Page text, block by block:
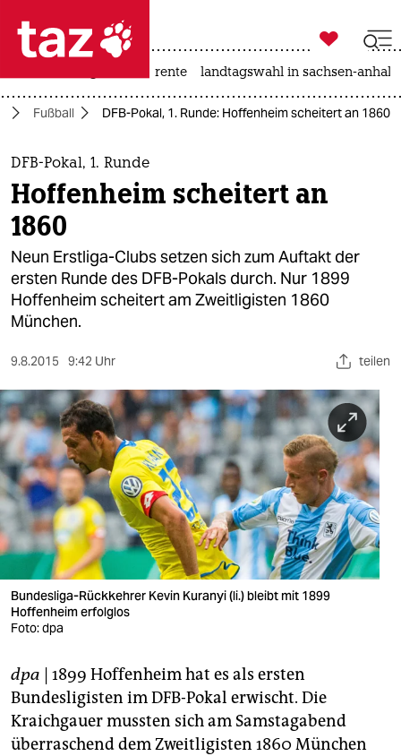
 taz zahl ich
taz zahl ich
themen
politik
öko
gesellschaft
kultur
sport
berlin
nord
wahrheit
verlag
verlag
veranstaltungen
shop
fragen & hilfe
unterstützen
abo

taz zahl ich
rente landtagswahl in sachsen-anhalt
Fußball DFB-Pokal, 1. Runde: Hoffenheim scheitert an 1860
DFB-Pokal, 1. Runde
Hoffenheim scheitert an
1860
Neun Erstliga-Clubs setzen sich zum Auftakt der
ersten Runde des DFB-Pokals durch. Nur 1899
Hoffenheim scheitert am Zweitligisten 1860
München.
9.8.2015 9:42 Uhr teilen
Bundesliga-Rückkehrer Kevin Kuranyi (li.) bleibt mit 1899
Hoffenheim erfolglos
Foto: dpa
dpa | 1899 Hoffenheim hat es als ersten
Bundesligisten im DFB-Pokal erwischt. Die
Kraichgauer mussten sich am Samstagabend
überraschend dem Zweitligisten 1860 München